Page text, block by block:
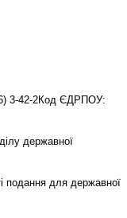
3-42-2Код ЄДРПОУ:
державної
подання для державної